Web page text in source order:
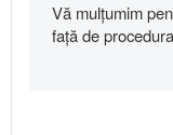
Vă mulțumim
față de